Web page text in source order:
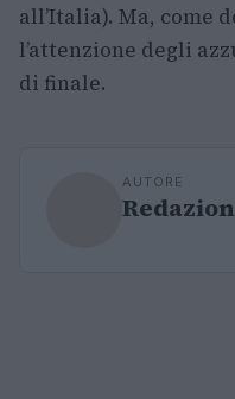
all’Italia). Ma, come
l’attenzione degli
di finale.
AUTORE